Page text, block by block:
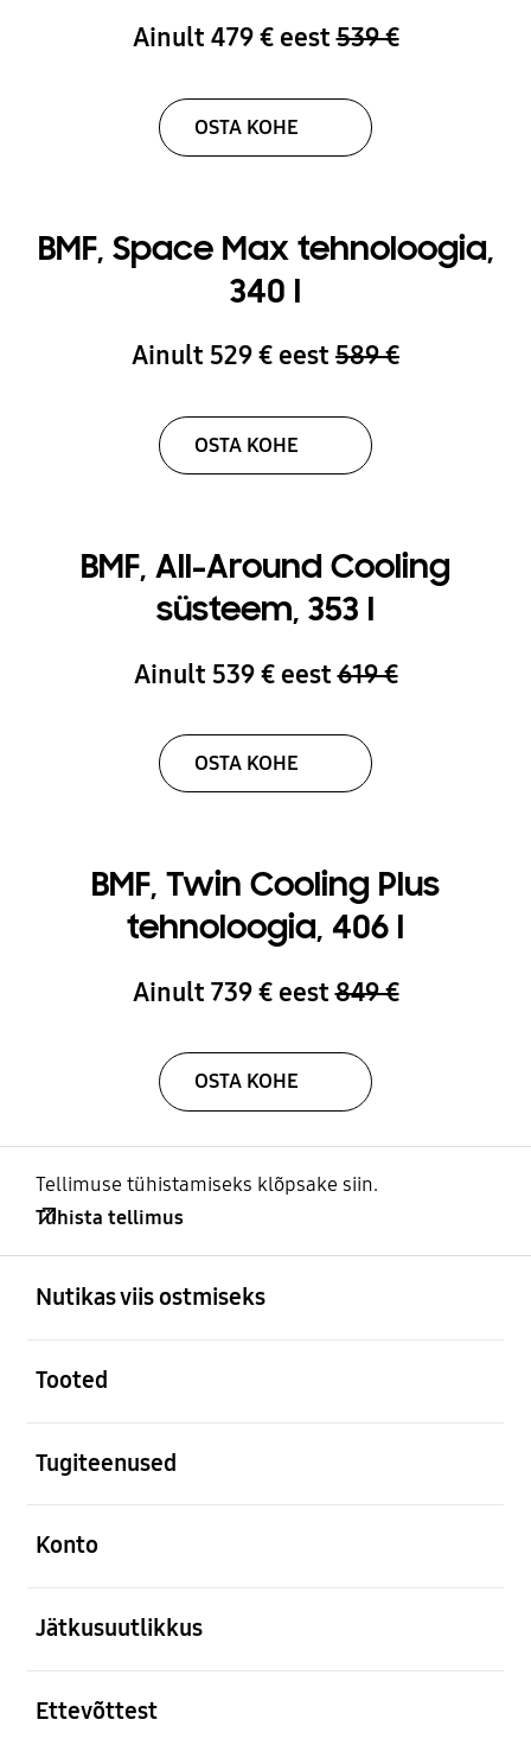
Ainult 479 € eest539 €
OSTA KOHE
BMF, Space Max tehnoloogia,
340 l
Ainult 529 € eest 589 €
OSTA KOHE
BMF, All-Around Cooling
süsteem, 353 l
Ainult 539 € eest619 €
OSTA KOHE
BMF, Twin Cooling Plus
tehnoloogia, 406 l
Ainult 739 € eest849 €
OSTA KOHE
Tellimuse tühistamiseks klõpsake siin.
Tühista tellimus
Nutikas viis ostmiseks
Tooted
Tugiteenused
Konto
Jätkusuutlikkus
Ettevõttest